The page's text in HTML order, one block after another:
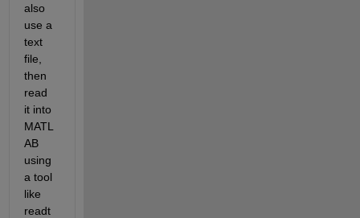
also
use a
text
file,
then
read
it into
MATL
AB
using
a tool
like
readt